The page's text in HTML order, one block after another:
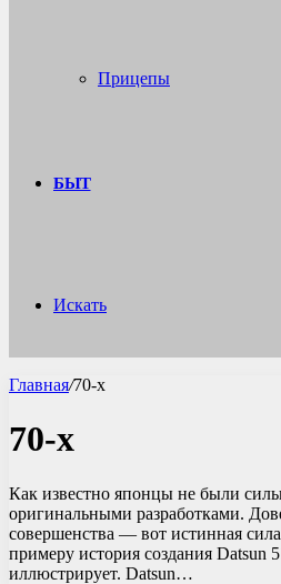
Прицепы
БЫТ
Искать
Главная/70-х
70-х
Как известно японцы не были
оригинальными разработками.
совершенства — вот истинная
примеру история создания Datsun
иллюстрирует. Datsun…